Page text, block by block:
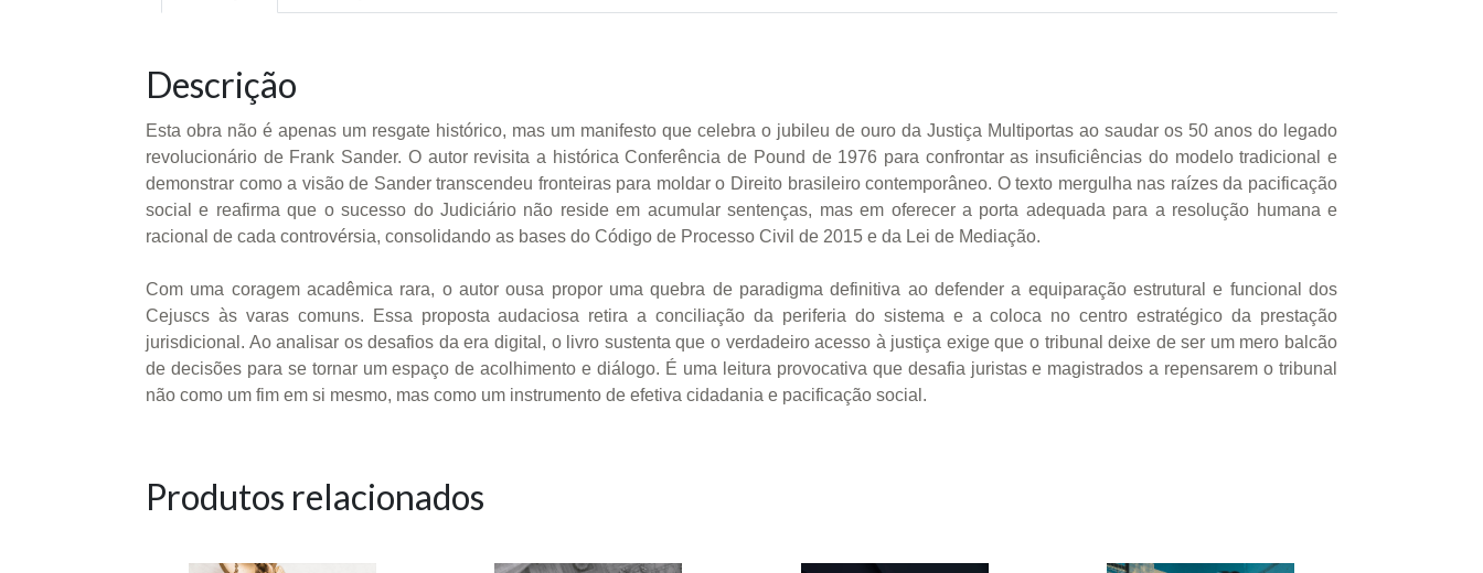
Descrição
Esta obra não é apenas um resgate histórico, mas um manifesto que celebra o jubileu de ouro da Justiça Multiportas ao saudar os 50 anos do legado
revolucionário de Frank Sander. O autor revisita a histórica Conferência de Pound de 1976 para confrontar as insuficiências do modelo tradicional e
demonstrar como a visão de Sander transcendeu fronteiras para moldar o Direito brasileiro contemporâneo. O texto mergulha nas raízes da pacificação
social e reafirma que o sucesso do Judiciário não reside em acumular sentenças, mas em oferecer a porta adequada para a resolução humana e
racional de cada controvérsia, consolidando as bases do Código de Processo Civil de 2015 e da Lei de Mediação.
Com uma coragem acadêmica rara, o autor ousa propor uma quebra de paradigma definitiva ao defender a equiparação estrutural e funcional dos
Cejuscs às varas comuns. Essa proposta audaciosa retira a conciliação da periferia do sistema e a coloca no centro estratégico da prestação
jurisdicional. Ao analisar os desafios da era digital, o livro sustenta que o verdadeiro acesso à justiça exige que o tribunal deixe de ser um mero balcão
de decisões para se tornar um espaço de acolhimento e diálogo. É uma leitura provocativa que desafia juristas e magistrados a repensarem o tribunal
não como um fim em si mesmo, mas como um instrumento de efetiva cidadania e pacificação social.
Produtos relacionados